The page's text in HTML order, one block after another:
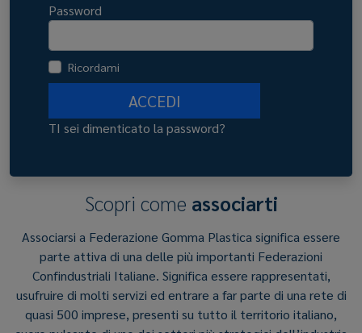
Password
Ricordami
ACCEDI
TI sei dimenticato la password?
Scopri come associarti
Associarsi a Federazione Gomma Plastica significa essere
parte attiva di una delle più importanti Federazioni
Confindustriali Italiane. Significa essere rappresentati,
usufruire di molti servizi ed entrare a far parte di una rete di
quasi 500 imprese, presenti su tutto il territorio italiano,